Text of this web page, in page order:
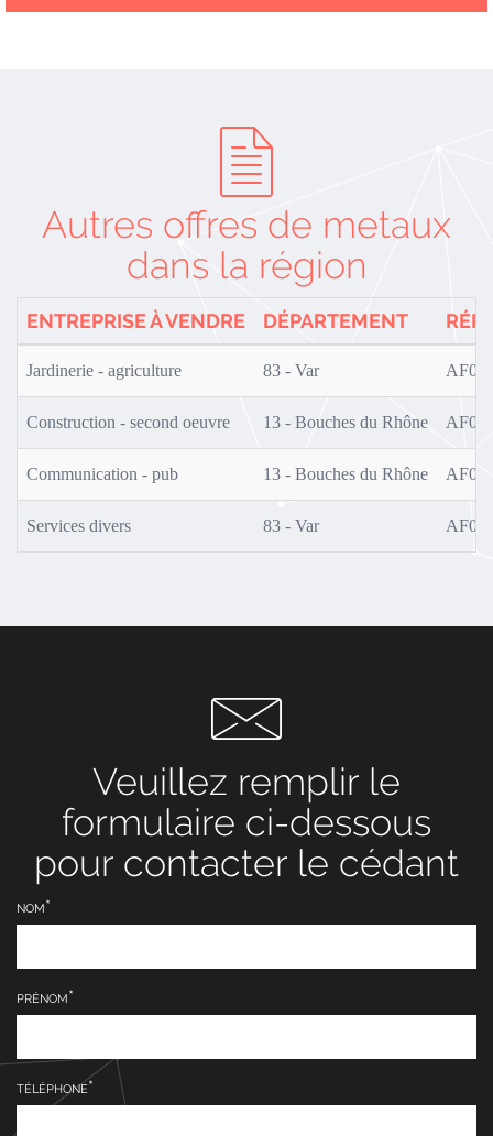
Autres offres de metaux
dans la région
ENTREPRISE À VENDRE DÉPARTEMENT
Jardinerie - agriculture 83 - Var
Construction - second oeuvre 13 - Bouches du Rhône
Communication - pub 13 - Bouches du Rhône
Services divers 83 - Var
Veuillez remplir le
formulaire ci-dessous
pour contacter le cédant
NOM
PRÉNOM
TÉLÉPHONE